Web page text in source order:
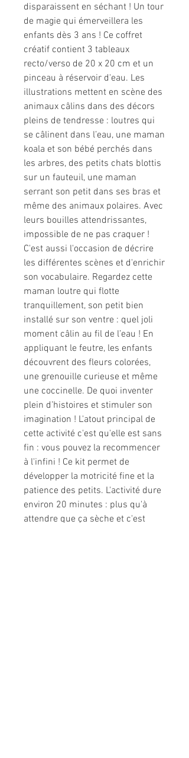
disparaissent en séchant ! Un tour
de magie qui émerveillera les
enfants dès 3 ans ! Ce coffret
créatif contient 3 tableaux
recto/verso de 20 x 20 cm et un
pinceau à réservoir d'eau. Les
illustrations mettent en scène des
animaux câlins dans des décors
pleins de tendresse : loutres qui
se câlinent dans l’eau, une maman
koala et son bébé perchés dans
les arbres, des petits chats blottis
sur un fauteuil, une maman
serrant son petit dans ses bras et
même des animaux polaires. Avec
leurs bouilles attendrissantes,
impossible de ne pas craquer !
C'est aussi l'occasion de décrire
les différentes scènes et d'enrichir
son vocabulaire. Regardez cette
maman loutre qui flotte
tranquillement, son petit bien
installé sur son ventre : quel joli
moment câlin au fil de l’eau ! En
appliquant le feutre, les enfants
découvrent des fleurs colorées,
une grenouille curieuse et même
une coccinelle. De quoi inventer
plein d’histoires et stimuler son
imagination ! L'atout principal de
cette activité c'est qu'elle est sans
fin : vous pouvez la recommencer
à l'infini ! Ce kit permet de
développer la motricité fine et la
patience des petits. L'activité dure
environ 20 minutes : plus qu'à
attendre que ça sèche et c'est